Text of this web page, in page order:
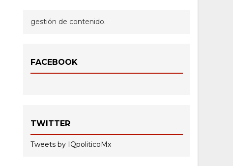
gestión de contenido.
FACEBOOK
TWITTER
Tweets by IQpoliticoMx